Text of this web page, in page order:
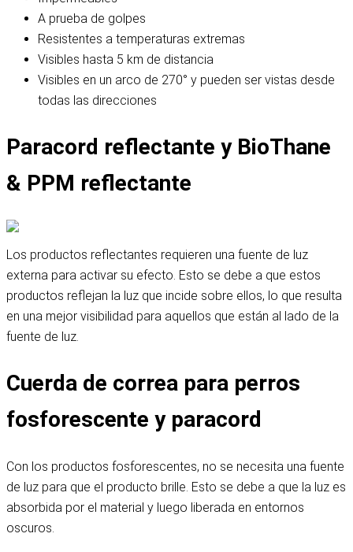
A prueba de golpes
Resistentes a temperaturas extremas
Visibles hasta 5 km de distancia
Visibles en un arco de 270° y pueden ser vistas desde
todas las direcciones
Paracord reflectante y BioThane
& PPM reflectante
Los productos reflectantes requieren una fuente de luz
externa para activar su efecto. Esto se debe a que estos
productos reflejan la luz que incide sobre ellos, lo que resulta
en una mejor visibilidad para aquellos que están al lado de la
fuente de luz.
Cuerda de correa para perros
fosforescente y paracord
Con los productos fosforescentes, no se necesita una fuente
de luz para que el producto brille. Esto se debe a que la luz es
absorbida por el material y luego liberada en entornos
oscuros.